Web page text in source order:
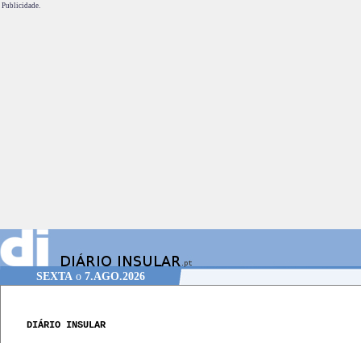
Publicidade.
SEXTA o 7.AGO.2026
DIÁRIO INSULAR